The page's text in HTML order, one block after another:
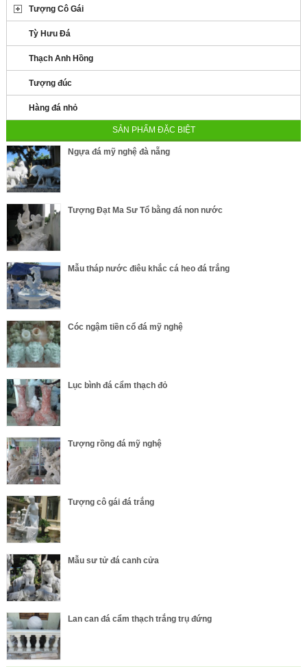
Tượng Cô Gái
Tỳ Hưu Đá
Thạch Anh Hồng
Tượng đúc
Hàng đá nhỏ
SẢN PHẨM ĐẶC BIỆT
Ngựa đá mỹ nghệ đà nẵng
Tượng Đạt Ma Sư Tổ bằng đá non nước
Mẫu tháp nước điêu khắc cá heo đá trắng
Cóc ngậm tiền cổ đá mỹ nghệ
Lục bình đá cẩm thạch đỏ
Tượng rồng đá mỹ nghệ
Tượng cô gái đá trắng
Mẫu sư tử đá canh cửa
Lan can đá cẩm thạch trắng trụ đứng